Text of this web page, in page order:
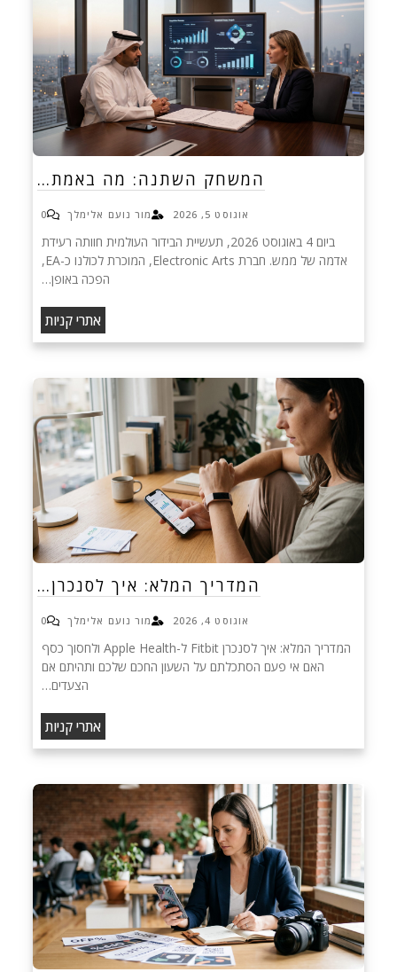
המשחק השתנה: מה באמת…
אוגוסט 5, 2026 מור נועם אלימלך 0
ביום 4 באוגוסט 2026, תעשיית הבידור העולמית חוותה רעידת
אדמה של ממש. חברת Electronic Arts, המוכרת לכולנו כ-EA,
הפכה באופן…
אתרי קניות
המדריך המלא: איך לסנכרן…
אוגוסט 4, 2026 מור נועם אלימלך 0
המדריך המלא: איך לסנכרן Fitbit ל-Apple Health ולחסוך כסף
האם אי פעם הסתכלתם על השעון החכם שלכם ותהיתם אם
הצעדים…
אתרי קניות